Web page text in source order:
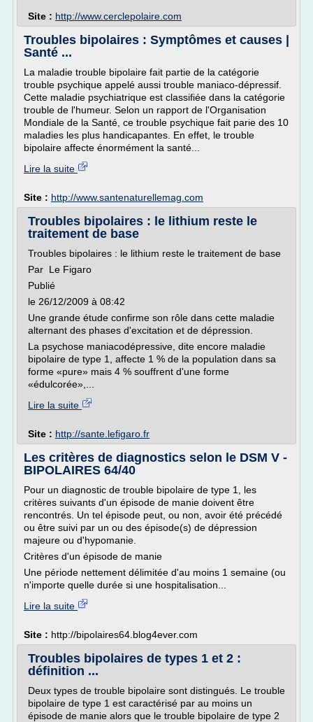
Site : http://www.cerclepolaire.com
Troubles bipolaires : Symptômes et causes |
Santé ...
La maladie trouble bipolaire fait partie de la catégorie
trouble psychique appelé aussi trouble maniaco-dépressif.
Cette maladie psychiatrique est classifiée dans la catégorie
trouble de l'humeur. Selon un rapport de l'Organisation
Mondiale de la Santé, ce trouble psychique fait parie des 10
maladies les plus handicapantes. En effet, le trouble
bipolaire affecte énormément la santé...
Lire la suite
Site : http://www.santenaturellemag.com
Troubles bipolaires : le lithium reste le
traitement de base
Troubles bipolaires : le lithium reste le traitement de base
Par Le Figaro
Publié
le 26/12/2009 à 08:42
Une grande étude confirme son rôle dans cette maladie
alternant des phases d'excitation et de dépression.
La psychose maniacodépressive, dite encore maladie
bipolaire de type 1, affecte 1 % de la population dans sa
forme «pure» mais 4 % souffrent d'une forme
«édulcorée»,...
Lire la suite
Site : http://sante.lefigaro.fr
Les critères de diagnostics selon le DSM V -
BIPOLAIRES 64/40
Pour un diagnostic de trouble bipolaire de type 1, les
critères suivants d'un épisode de manie doivent être
rencontrés. Un tel épisode peut, ou non, avoir été précédé
ou être suivi par un ou des épisode(s) de dépression
majeure ou d'hypomanie.
Critères d'un épisode de manie
Une période nettement délimitée d'au moins 1 semaine (ou
n'importe quelle durée si une hospitalisation...
Lire la suite
Site : http://bipolaires64.blog4ever.com
Troubles bipolaires de types 1 et 2 :
définition ...
Deux types de trouble bipolaire sont distingués. Le trouble
bipolaire de type 1 est caractérisé par au moins un
épisode de manie alors que le trouble bipolaire de type 2